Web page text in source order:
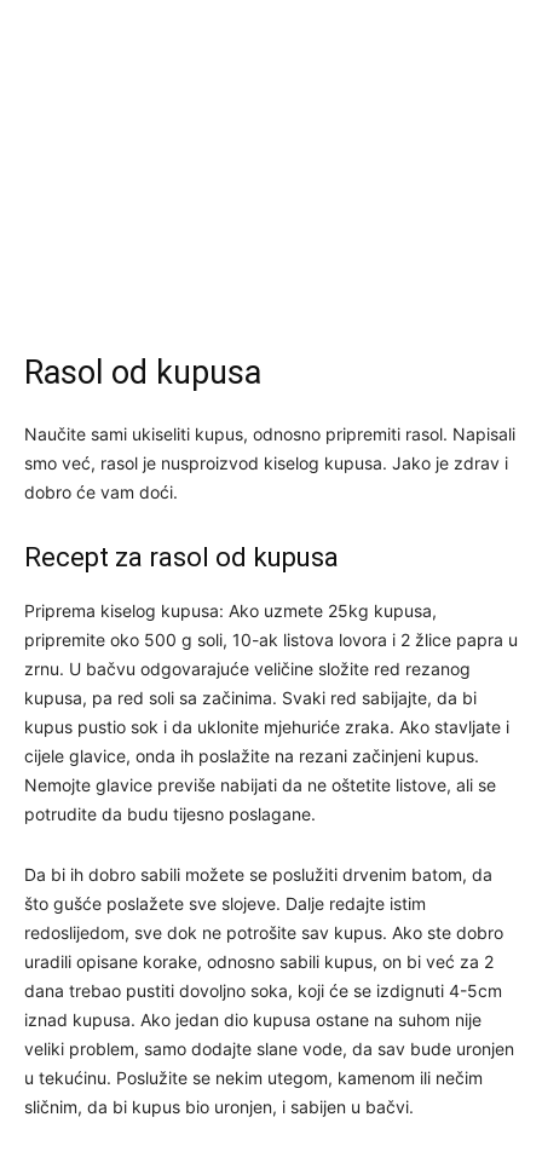
Rasol od kupusa
Naučite sami ukiseliti kupus, odnosno pripremiti rasol. Napisali
smo već, rasol je nusproizvod kiselog kupusa. Jako je zdrav i
dobro će vam doći.
Recept za rasol od kupusa
Priprema kiselog kupusa: Ako uzmete 25kg kupusa,
pripremite oko 500 g soli, 10-ak listova lovora i 2 žlice papra u
zrnu. U bačvu odgovarajuće veličine složite red rezanog
kupusa, pa red soli sa začinima. Svaki red sabijajte, da bi
kupus pustio sok i da uklonite mjehuriće zraka. Ako stavljate i
cijele glavice, onda ih poslažite na rezani začinjeni kupus.
Nemojte glavice previše nabijati da ne oštetite listove, ali se
potrudite da budu tijesno poslagane.
Da bi ih dobro sabili možete se poslužiti drvenim batom, da
što gušće poslažete sve slojeve. Dalje redajte istim
redoslijedom, sve dok ne potrošite sav kupus. Ako ste dobro
uradili opisane korake, odnosno sabili kupus, on bi već za 2
dana trebao pustiti dovoljno soka, koji će se izdignuti 4-5cm
iznad kupusa. Ako jedan dio kupusa ostane na suhom nije
veliki problem, samo dodajte slane vode, da sav bude uronjen
u tekućinu. Poslužite se nekim utegom, kamenom ili nečim
sličnim, da bi kupus bio uronjen, i sabijen u bačvi.